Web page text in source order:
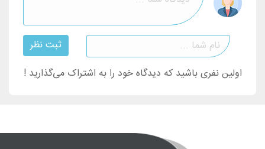
ثبت نظر
اولین نفری باشید که دیدگاه خود را به اشتراک می‌گذارید !